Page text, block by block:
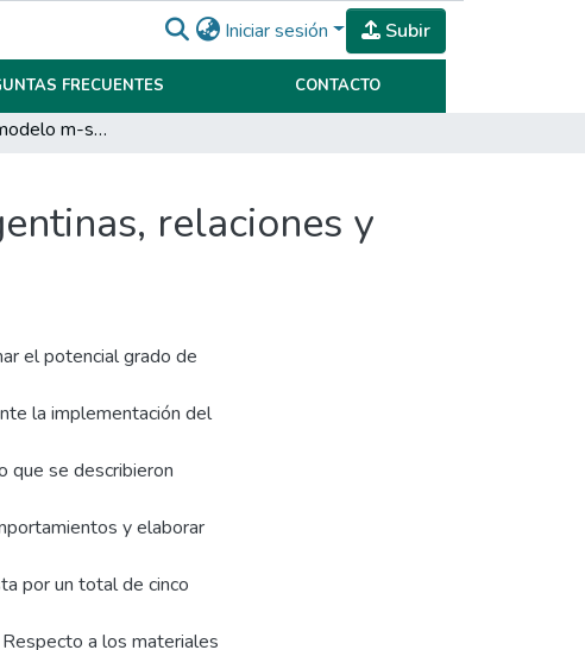
Iniciar sesión Subir
FRECUENTES CONTACTO
Aplicación del modelo m-score en empresas argentinas, relaciones y variantes
relaciones y
el potencial grado de
la implementación del
que se describieron
y elaborar
por un total de cinco
a los materiales